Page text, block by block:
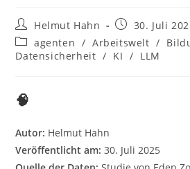
Beitrags-
Autor:
Helmut Hahn
Beitrag
veröffentlicht:
30. Juli
Beitrags-
Kategorie:
agenten / Arbeitswelt /
Datensicherheit / KI / LLM
🧠
Autor: Helmut Hahn
Veröffentlicht am: 30. Juli 2025